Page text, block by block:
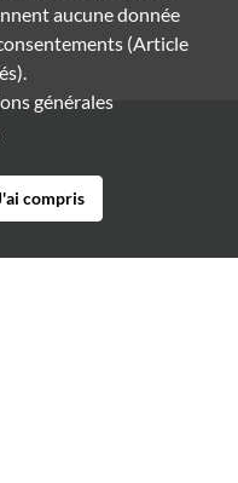
aucune donnée
(Article
générales
compris